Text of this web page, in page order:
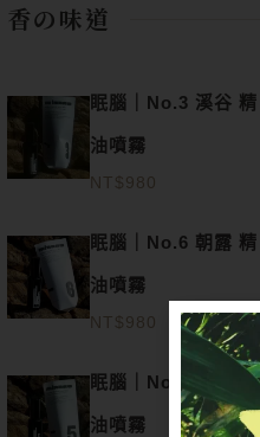
香の味道
眠腦｜No.3 溪谷 精
油噴霧
NT$980
眠腦｜No.6 朝露 精
油噴霧
NT$980
眠腦｜No.5 寂時 精
油噴霧